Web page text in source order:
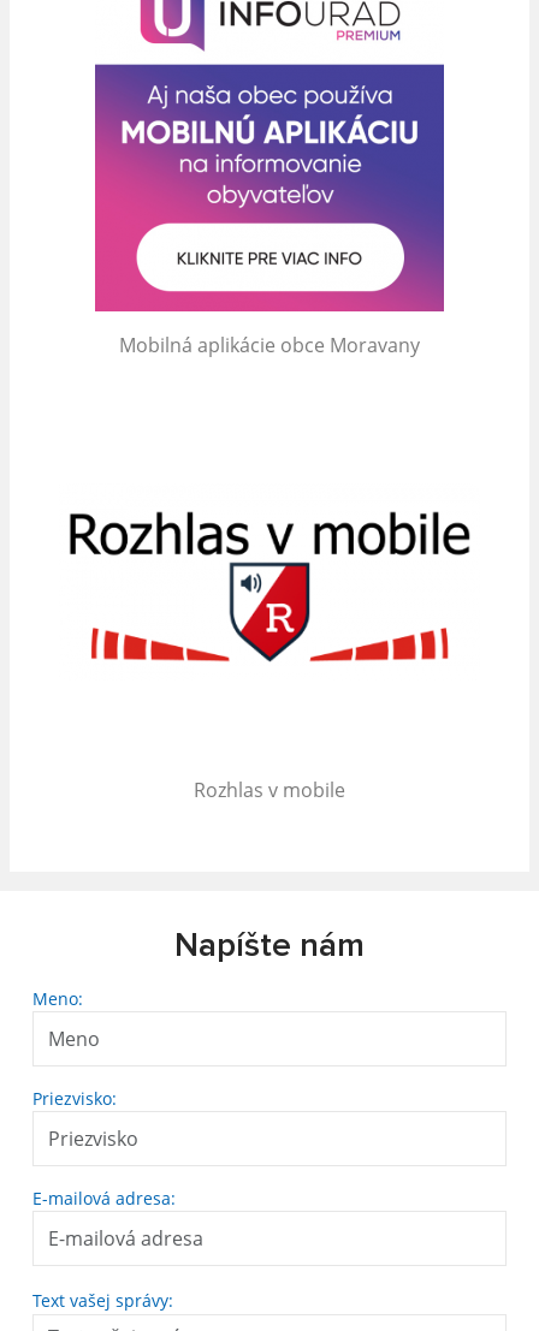
Mobilná aplikácie obce Moravany
Rozhlas v mobile
Napíšte nám
Meno:
Priezvisko:
E-mailová adresa:
Text vašej správy: